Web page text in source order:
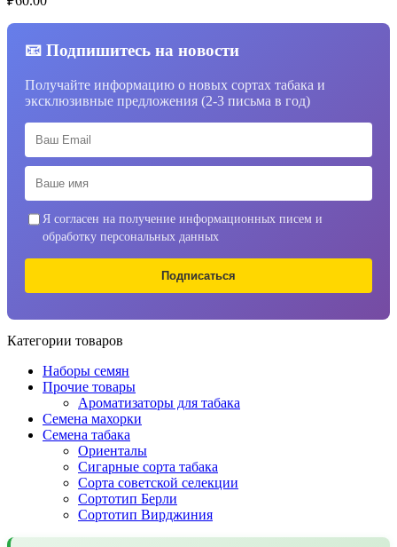
📧 Подпишитесь на новости
Получайте информацию о новых сортах табака и
эксклюзивные предложения (2-3 письма в год)
Я согласен на получение информационных писем и
обработку персональных данных
Подписаться
Категории товаров
Наборы семян
Прочие товары
Ароматизаторы для табака
Семена махорки
Семена табака
Ориенталы
Сигарные сорта табака
Сорта советской селекции
Сортотип Берли
Сортотип Вирджиния